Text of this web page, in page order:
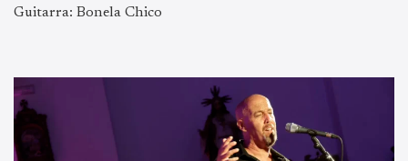
Guitarra: Bonela Chico